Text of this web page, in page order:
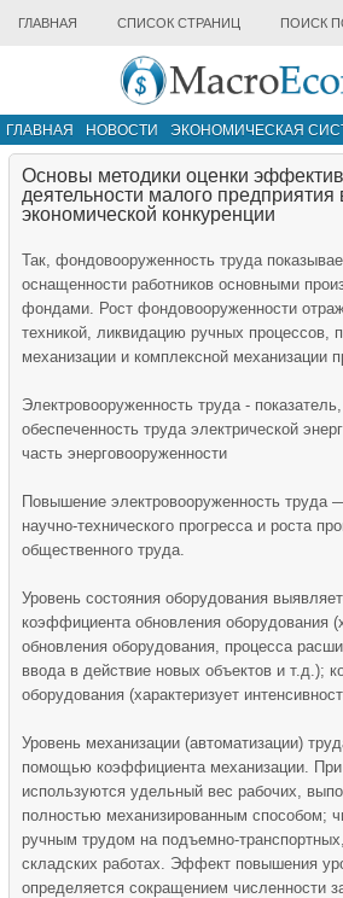
ГЛАВНАЯ СПИСОК СТРАНИЦ ПОИСК
ГЛАВНАЯ НОВОСТИ
ЭКОНОМИЧЕСКАЯ
ИНФРАСТРУКТУРА РЫНКА
Основы методики оценки
деятельности малого предприятия
экономической конкуренции
Так, фондовооруженность труда
оснащенности работников основными
фондами. Рост фондовооруженности
техникой, ликвидацию ручных процессов,
механизации и комплексной механизации
Электровооруженность труда -
обеспеченность труда электрической
часть энерговооруженности
Повышение электровооруженность труда
научно-технического прогресса и роста
общественного труда.
Уровень состояния оборудования
коэффициента обновления оборудования
обновления оборудования, процесса
ввода в действие новых объектов и т.д.);
оборудования (характеризует
Уровень механизации (автоматизации)
помощью коэффициента механизации. При
используются удельный вес рабочих,
полностью механизированным способом;
ручным трудом на подъемно-
складских работах. Эффект повышения
определяется сокращением численности